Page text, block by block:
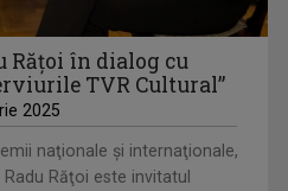
Răţoi în dialog cu
TVR Cultural”
2025
naţionale şi internaţionale,
Răţoi este invitatul